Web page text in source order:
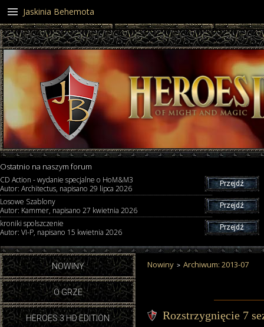
Ostatnio na naszym forum
CD Action - wydanie specjalne o HoM&M3
Autor: Architectus, napisano 29 lipca 2026
Przejdź
Losowe Szablony
Autor: Kammer, napisano 27 kwietnia 2026
Przejdź
kroniki spolszczenie
Autor: VI-P, napisano 15 kwietnia 2026
Przejdź
NOWINY
O GRZE
HEROES 3 HD EDITION
Nowiny Archiwum: 2013-07
Rozstrzygnięcie 7
Jaskinia Behemota